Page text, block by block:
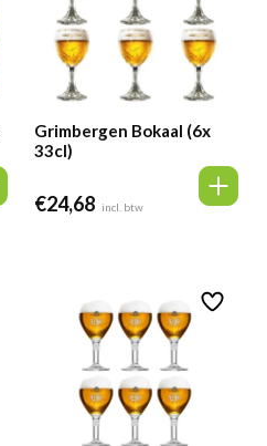
Grimbergen Bokaal (6x
33cl)
€24,68 incl. btw